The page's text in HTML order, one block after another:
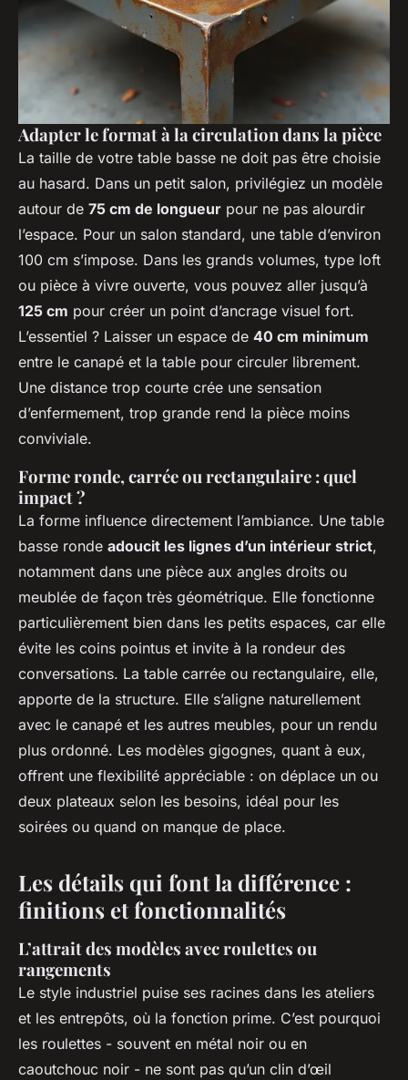
Adapter le format à la circulation dans la pièce
La taille de votre table basse ne doit pas être choisie
au hasard. Dans un petit salon, privilégiez un modèle
autour de 75 cm de longueur pour ne pas alourdir
l’espace. Pour un salon standard, une table d’environ
100 cm s’impose. Dans les grands volumes, type loft
ou pièce à vivre ouverte, vous pouvez aller jusqu’à
125 cm pour créer un point d’ancrage visuel fort.
L’essentiel ? Laisser un espace de 40 cm minimum
entre le canapé et la table pour circuler librement.
Une distance trop courte crée une sensation
d’enfermement, trop grande rend la pièce moins
conviviale.
Forme ronde, carrée ou rectangulaire : quel
impact ?
La forme influence directement l’ambiance. Une table
basse ronde adoucit les lignes d’un intérieur strict,
notamment dans une pièce aux angles droits ou
meublée de façon très géométrique. Elle fonctionne
particulièrement bien dans les petits espaces, car elle
évite les coins pointus et invite à la rondeur des
conversations. La table carrée ou rectangulaire, elle,
apporte de la structure. Elle s’aligne naturellement
avec le canapé et les autres meubles, pour un rendu
plus ordonné. Les modèles gigognes, quant à eux,
offrent une flexibilité appréciable : on déplace un ou
deux plateaux selon les besoins, idéal pour les
soirées ou quand on manque de place.
Les détails qui font la différence :
finitions et fonctionnalités
L’attrait des modèles avec roulettes ou
rangements
Le style industriel puise ses racines dans les ateliers
et les entrepôts, où la fonction prime. C’est pourquoi
les roulettes - souvent en métal noir ou en
caoutchouc noir - ne sont pas qu’un clin d’œil